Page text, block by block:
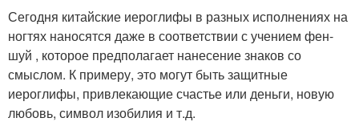
Сегодня китайские иероглифы в разных исполнениях на
ногтях наносятся даже в соответствии с учением фен-
шуй , которое предполагает нанесение знаков со
смыслом. К примеру, это могут быть защитные
иероглифы, привлекающие счастье или деньги, новую
любовь, символ изобилия и т.д.